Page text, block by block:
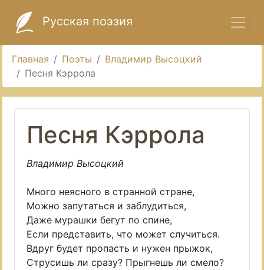
Русская поэзия
Главная Поэты
Владимир Высоцкий
Песня Кэррола
Песня Кэррола
Владимир Высоцкий
Много неясного в странной стране,
Можно запутаться и заблудиться,
Даже мурашки бегут по спине,
Если представить, что может случиться.
Вдруг будет пропасть и нужен прыжок,
Струсишь ли сразу? Прыгнешь ли смело?